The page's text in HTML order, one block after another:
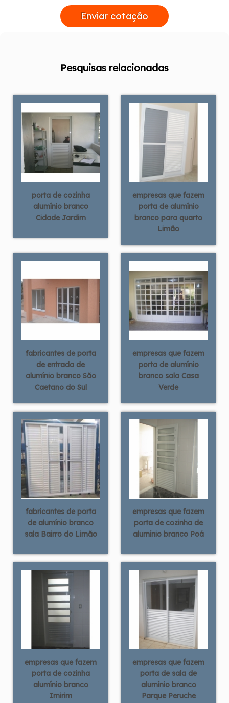
Enviar cotação
Pesquisas relacionadas
porta de cozinha
alumínio branco
Cidade Jardim
empresas que fazem
porta de alumínio
branco para quarto
Limão
fabricantes de porta
de entrada de
alumínio branco São
Caetano do Sul
empresas que fazem
porta de alumínio
branco sala Casa
Verde
fabricantes de porta
de alumínio branco
sala Bairro do Limão
empresas que fazem
porta de cozinha de
alumínio branco Poá
empresas que fazem
porta de cozinha
alumínio branco
Imirim
empresas que fazem
porta de sala de
alumínio branco
Parque Peruche